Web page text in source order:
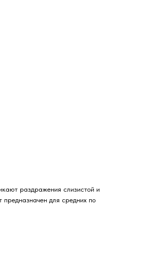
раздражения слизистой и
для средних по